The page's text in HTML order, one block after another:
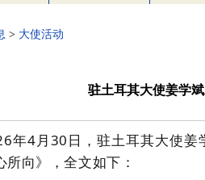
> 大使活动
驻土耳其大使姜学
年4月30日，驻土耳其大使姜
所向》 ，全文如下：